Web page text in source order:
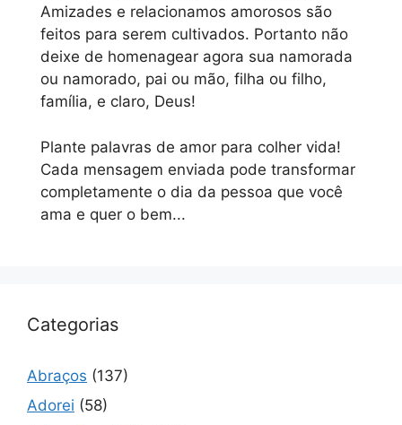
Amizades e relacionamos amorosos são
feitos para serem cultivados. Portanto não
deixe de homenagear agora sua namorada
ou namorado, pai ou mão, filha ou filho,
família, e claro, Deus!
Plante palavras de amor para colher vida!
Cada mensagem enviada pode transformar
completamente o dia da pessoa que você
ama e quer o bem...
Categorias
Abraços (137)
Adorei (58)